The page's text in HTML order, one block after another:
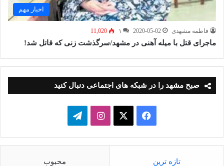
اخبار مهم
فاطمه مشهدی 2020-05-02 ۱ 11,020
ماجرای قتل با میله آهنی در مشهد/سرگذشت زنی که قاتل شد!
صبح مشهد را در شبکه های اجتماعی دنبال کنید
فیسبوک ایکساینستاگرامتلگرام
تازه ترین محبوب